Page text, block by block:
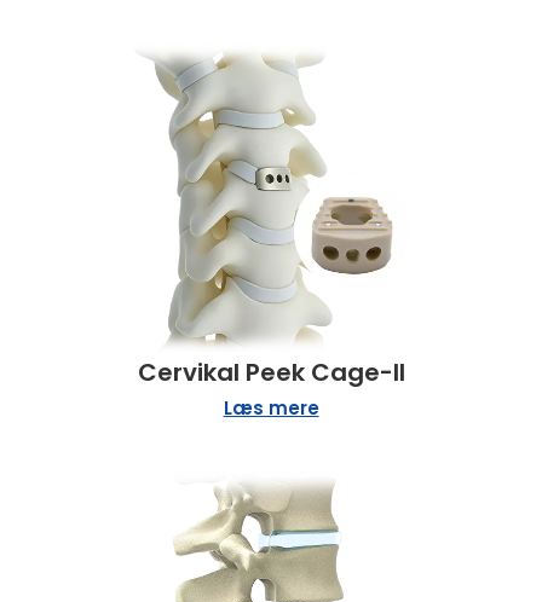
Cervikal Peek Cage-II
Læs mere